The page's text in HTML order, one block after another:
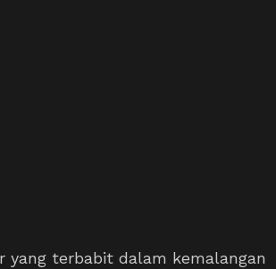
yang terbabit dalam kemalangan